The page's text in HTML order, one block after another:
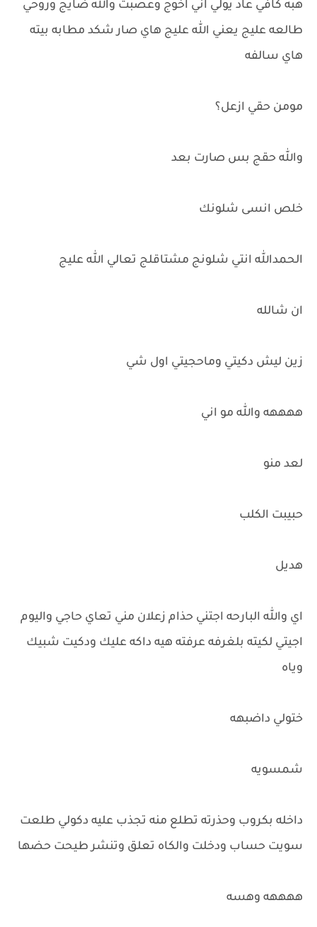
هبه كافي عاد يولي اني اخوج وعصبت والله ضايج وروحي
طالعه عليج يعني الله عليج هاي صار شكد مطابه بيته
هاي سالفه
مومن حقي ازعل؟
والله حقج بس صارت بعد
خلص انسى شلونك
الحمدالله انتي شلونج مشتاقلج تعالي الله عليج
ان شالله
زين ليش دكيتي وماحجيتي اول شي
ههههه والله مو اني
لعد منو
حبيبت الكلب
هديل
اي والله البارحه اجتني حذام زعلان مني تعاي حاجي واليوم
اجيتي لكيته بلغرفه عرفته هيه داكه عليك ودكيت شبيك
وياه
ختولي داضبهه
شمسويه
داخله بكروب وحذرته تطلع منه تجذب عليه دكولي طلعت
سويت حساب ودخلت والكاه تعلق وتنشر طيحت حضها
ههههه وهسه